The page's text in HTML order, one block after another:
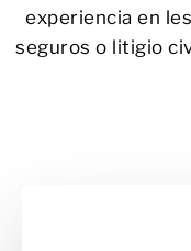
experiencia en
seguros o litigio